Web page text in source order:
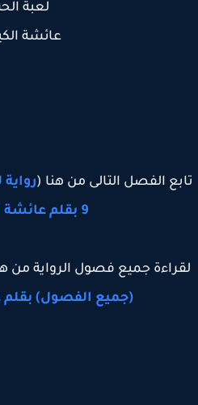
لعبة الحب
عائشة
الفصل التالى من هنا (رواية
جميع فصول الرواية من هنا
(جميع الفصول) بقلم